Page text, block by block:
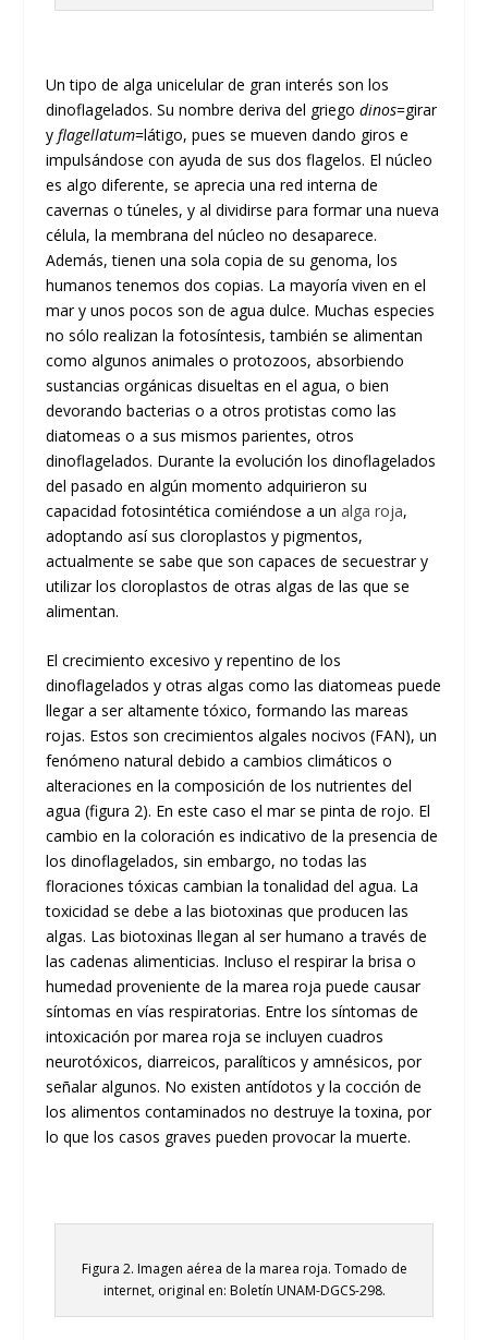
Un tipo de alga unicelular de gran interés son los
dinoflagelados. Su nombre deriva del griegodinos=girar
yflagellatum=látigo, pues se mueven dando giros e
impulsándose con ayuda de sus dos flagelos. El núcleo
es algo diferente, se aprecia una red interna de
cavernas o túneles, y al dividirse para formar una nueva
célula, la membrana del núcleo no desaparece.
Además, tienen una sola copia de su genoma, los
humanos tenemos dos copias. La mayoría viven en el
mar y unos pocos son de agua dulce. Muchas especies
no sólo realizan la fotosíntesis, también se alimentan
como algunos animales o protozoos, absorbiendo
sustancias orgánicas disueltas en el agua, o bien
devorando bacterias o a otros protistas como las
diatomeas o a sus mismos parientes, otros
dinoflagelados. Durante la evolución los dinoflagelados
del pasado en algún momento adquirieron su
capacidad fotosintética comiéndose a unalga roja,
adoptando así sus cloroplastos y pigmentos,
actualmente se sabe que son capaces de secuestrar y
utilizar los cloroplastos de otras algas de las que se
alimentan.
El crecimiento excesivo y repentino de los
dinoflagelados y otras algas como las diatomeas puede
llegar a ser altamente tóxico, formando las mareas
rojas. Estos son crecimientos algales nocivos (FAN), un
fenómeno natural debido a cambios climáticos o
alteraciones en la composición de los nutrientes del
agua (figura 2). En este caso el mar se pinta de rojo. El
cambio en la coloración es indicativo de la presencia de
los dinoflagelados, sin embargo, no todas las
floraciones tóxicas cambian la tonalidad del agua. La
toxicidad se debe a las biotoxinas que producen las
algas. Las biotoxinas llegan al ser humano a través de
las cadenas alimenticias. Incluso el respirar la brisa o
humedad proveniente de la marea roja puede causar
síntomas en vías respiratorias. Entre los síntomas de
intoxicación por marea roja se incluyen cuadros
neurotóxicos, diarreicos, paralíticos y amnésicos, por
señalar algunos. No existen antídotos y la cocción de
los alimentos contaminados no destruye la toxina, por
lo que los casos graves pueden provocar la muerte.
Figura 2. Imagen aérea de la marea roja. Tomado de
internet, original en: Boletín UNAM-DGCS-298.